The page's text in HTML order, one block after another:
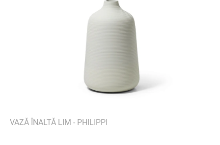
VAZĂ ÎNALTĂ LIM - PHILIPPI